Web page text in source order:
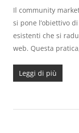
Il community
si pone l’obiettivo
esistenti che si
web. Questa
Leggi di più